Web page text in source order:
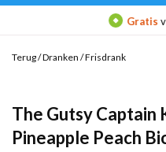
Gratis
Terug/Dranken /Frisdrank
The Gutsy Captain
Pineapple Peach